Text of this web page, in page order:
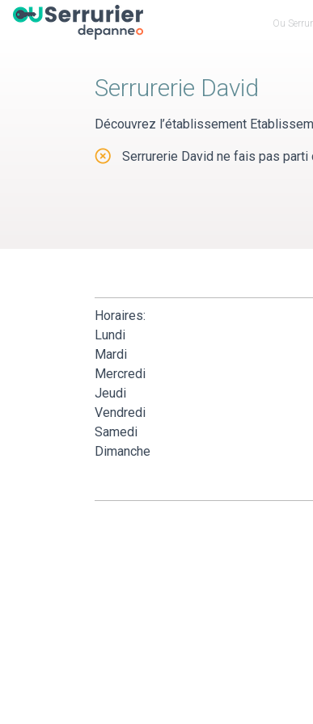
Panneau de gestion des cookies
Ou
Serrurerie David
Découvrez l’établissement
Serrurerie David ne fais pas parti
Horaires:
Lundi
Mardi
Mercredi
Jeudi
Vendredi
Samedi
Dimanche